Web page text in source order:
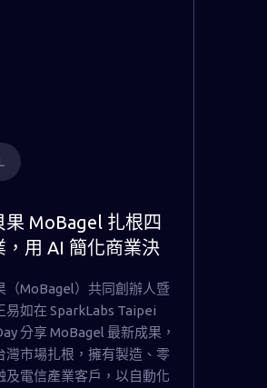
果 MoBagel 扎根四
，用 AI 簡化商業決
（MoBagel）共同創辦人暨
易如在 SparkLabs Taipei
分享 MoBagel 最新成果，
灣市場扎根，擁有製造、零
及電信產業客戶，以自動化